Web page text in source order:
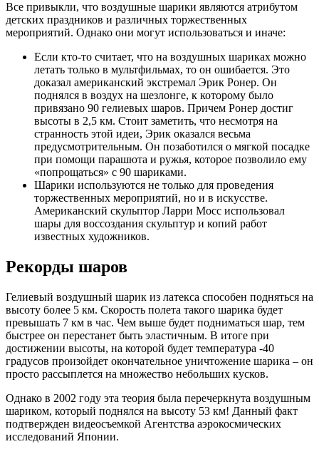
Все привыкли, что воздушные шарики являются атрибутом
детских праздников и различных торжественных
мероприятий. Однако они могут использоваться и иначе:
Если кто-то считает, что на воздушных шариках можно
летать только в мультфильмах, то он ошибается. Это
доказал американский экстремал Эрик Ронер. Он
поднялся в воздух на шезлонге, к которому было
привязано 90 гелиевых шаров. Причем Ронер достиг
высоты в 2,5 км. Стоит заметить, что несмотря на
странность этой идеи, Эрик оказался весьма
предусмотрительным. Он позаботился о мягкой посадке
при помощи парашюта и ружья, которое позволило ему
«попрощаться» с 90 шариками.
Шарики используются не только для проведения
торжественных мероприятий, но и в искусстве.
Американский скульптор Ларри Мосс использовал
шары для воссоздания скульптур и копий работ
известных художников.
Рекорды шаров
Гелиевый воздушный шарик из латекса способен подняться на
высоту более 5 км. Скорость полета такого шарика будет
превышать 7 км в час. Чем выше будет подниматься шар, тем
быстрее он перестанет быть эластичным. В итоге при
достижении высоты, на которой будет температура -40
градусов произойдет окончательное уничтожение шарика – он
просто рассыплется на множество небольших кусков.
Однако в 2002 году эта теория была перечеркнута воздушным
шариком, который поднялся на высоту 53 км! Данный факт
подтвержден видеосъемкой Агентства аэрокосмических
исследований Японии.